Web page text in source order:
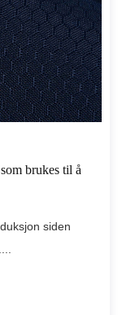
brukes til å
siden